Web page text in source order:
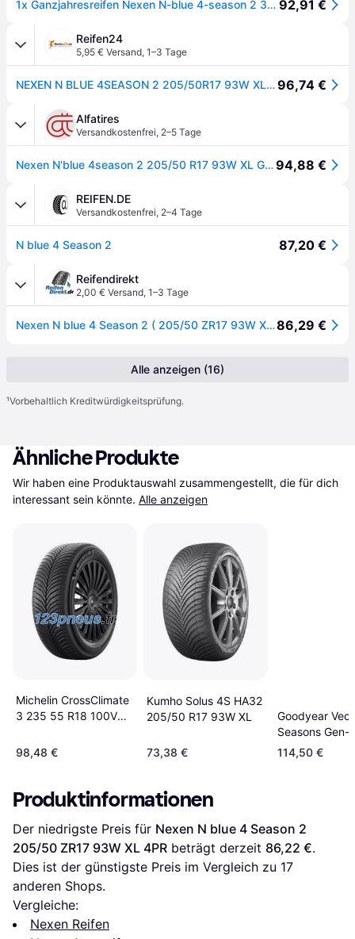
1x Ganzjahresreifen Nexen N-blue 4-season 2 3pmsf Xl 205/50 R17 Zoll 93w 92,91 €
Reifen24
5,95 € Versand, 1–3 Tage
NEXEN N BLUE 4SEASON 2 205/50R17 93W XL BSW96,74 €
Alfatires
Versandkostenfrei, 2–5 Tage
Nexen N'blue 4season 2 205/50 R17 93W XL Ganzjahresreifen94,88 €
REIFEN.DE
Versandkostenfrei, 2–4 Tage
N blue 4 Season 2 87,20 €
Reifendirekt
2,00 € Versand, 1–3 Tage
Nexen N blue 4 Season 2 ( 205/50 ZR17 93W XL 4PR )86,29 €
Alle anzeigen (16)
¹Vorbehaltlich Kreditwürdigkeitsprüfung.
Ähnliche Produkte
Wir haben eine Produktauswahl zusammengestellt, die für dich
interessant sein könnte. Alle anzeigen
Michelin CrossClimate
3 235 55 R18 100V
98,48 €
Kumho Solus 4S HA32
205/50 R17 93W XL
73,38 €
Goodyear
Seasons Gen-
205/50 R17
114,50 €
Produktinformationen
Der niedrigste Preis für Nexen N blue 4 Season 2
205/50 ZR17 93W XL 4PR beträgt derzeit 86,22 €.
Dies ist der günstigste Preis im Vergleich zu 17
anderen Shops.
Vergleiche:
Nexen Reifen